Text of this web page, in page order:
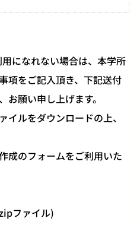
になれない場合は、本学所
項をご記入頂き、下記送付
願い申し上げます。
ルをダウンロードの上、
成のフォームをご利用いた
zipファイル)